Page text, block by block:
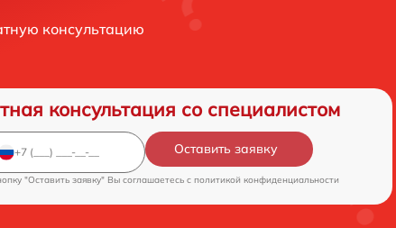
консультацию
консультация со специалистом
Оставить заявку
"Оставить заявку" Вы соглашаетесь c политикой конфиденциальности